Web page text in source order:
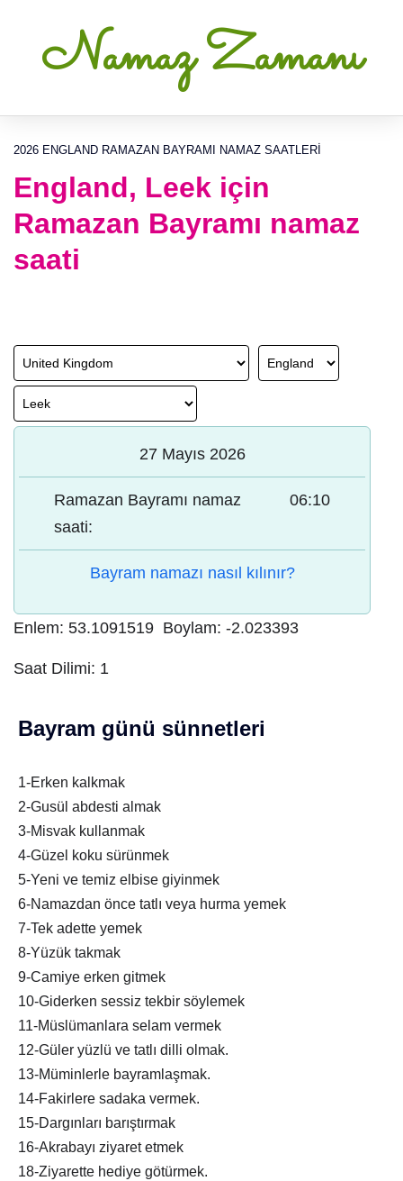
Namaz Zamanı
2026 ENGLAND RAMAZAN BAYRAMI NAMAZ SAATLERI
England, Leek için
Ramazan Bayramı namaz
saati
27 Mayıs 2026
Ramazan Bayramı namaz
saati:
06:10
Bayram namazı nasıl kılınır?
Enlem: 53.1091519 Boylam: -2.023393
Saat Dilimi: 1
Bayram günü sünnetleri
1-Erken kalkmak
2-Gusül abdesti almak
3-Misvak kullanmak
4-Güzel koku sürünmek
5-Yeni ve temiz elbise giyinmek
6-Namazdan önce tatlı veya hurma yemek
7-Tek adette yemek
8-Yüzük takmak
9-Camiye erken gitmek
10-Giderken sessiz tekbir söylemek
11-Müslümanlara selam vermek
12-Güler yüzlü ve tatlı dilli olmak.
13-Müminlerle bayramlaşmak.
14-Fakirlere sadaka vermek.
15-Dargınları barıştırmak
16-Akrabayı ziyaret etmek
18-Ziyarette hediye götürmek.